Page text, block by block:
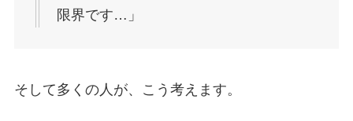
限界です…」
そして多くの人が、こう考えます。